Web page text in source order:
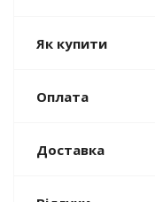
Як купити
Оплата
Доставка